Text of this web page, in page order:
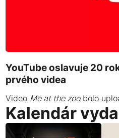
YouTube oslavuje 20
prvého videa
Video Me at the zoobolo
Kalendár